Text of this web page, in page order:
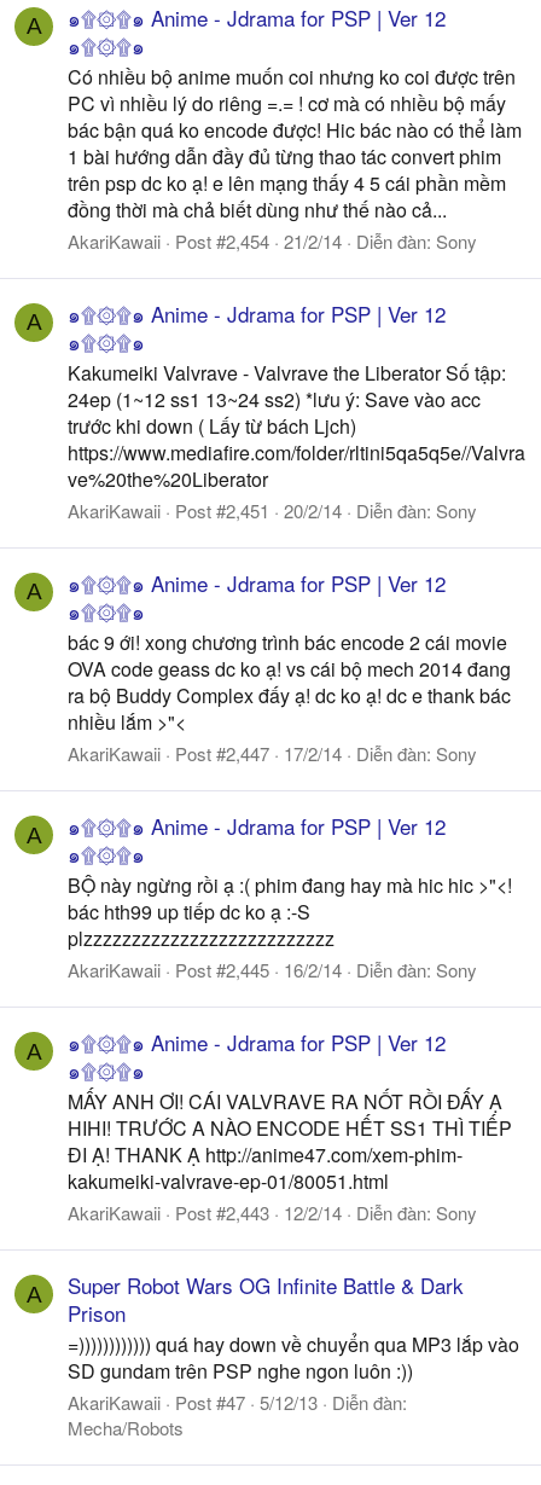
A
๑۩۞۩๑ Anime - Jdrama for PSP | Ver 12
๑۩۞۩๑
Có nhiều bộ anime muốn coi nhưng ko coi được trên
PC vì nhiều lý do riêng =.= ! cơ mà có nhiều bộ mấy
bác bận quá ko encode được! Hic bác nào có thể làm
1 bài hướng dẫn đầy đủ từng thao tác convert phim
trên psp dc ko ạ! e lên mạng thấy 4 5 cái phần mềm
đồng thời mà chả biết dùng như thế nào cả...
AkariKawaii Post #2,454 21/2/14 Diễn đàn: Sony
A
๑۩۞۩๑ Anime - Jdrama for PSP | Ver 12
๑۩۞۩๑
Kakumeiki Valvrave - Valvrave the Liberator Số tập:
24ep (1~12 ss1 13~24 ss2) *lưu ý: Save vào acc
trước khi down ( Lấy từ bách Ljch)
https://www.mediafire.com/folder/rltini5qa5q5e//Valvra
ve%20the%20Liberator
AkariKawaii Post #2,451 20/2/14 Diễn đàn: Sony
A
๑۩۞۩๑ Anime - Jdrama for PSP | Ver 12
๑۩۞۩๑
bác 9 ới! xong chương trình bác encode 2 cái movie
OVA code geass dc ko ạ! vs cái bộ mech 2014 đang
ra bộ Buddy Complex đấy ạ! dc ko ạ! dc e thank bác
nhiều lắm >"<
AkariKawaii Post #2,447 17/2/14 Diễn đàn: Sony
A
๑۩۞۩๑ Anime - Jdrama for PSP | Ver 12
๑۩۞۩๑
BỘ này ngừng rồi ạ :( phim đang hay mà hic hic >"<!
bác hth99 up tiếp dc ko ạ :-S
plzzzzzzzzzzzzzzzzzzzzzzzzzz
AkariKawaii Post #2,445 16/2/14 Diễn đàn: Sony
A
๑۩۞۩๑ Anime - Jdrama for PSP | Ver 12
๑۩۞۩๑
MẤY ANH ƠI! CÁI VALVRAVE RA NỐT RỒI ĐẤY Ạ
HIHI! TRƯỚC A NÀO ENCODE HẾT SS1 THÌ TIẾP
ĐI Ạ! THANK Ạ http://anime47.com/xem-phim-
kakumeiki-valvrave-ep-01/80051.html
AkariKawaii Post #2,443 12/2/14 Diễn đàn: Sony
A
Super Robot Wars OG Infinite Battle & Dark
Prison
=)))))))))))) quá hay down về chuyển qua MP3 lắp vào
SD gundam trên PSP nghe ngon luôn :))
AkariKawaii Post #47 5/12/13
Diễn đàn:
Mecha/Robots